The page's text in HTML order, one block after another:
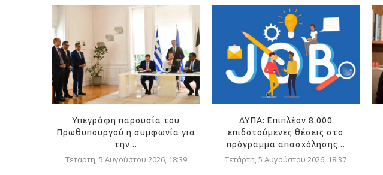
Υπεγράφη παρουσία του
Πρωθυπουργού η συμφωνία για
την...
Τετάρτη, 5 Αυγούστου 2026, 18:39
ΔΥΠΑ: Επιπλέον 8.000
επιδοτούμενες θέσεις στο
πρόγραμμα απασχόλησης...
Τετάρτη, 5 Αυγούστου 2026, 18:37